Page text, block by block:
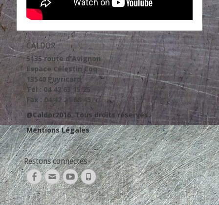
CALDOR
5135 route d'Avignon
Espace Célestin Coq
13540 Puyricard
Tél : 04 42 63 15 25
Fax : 04 42 21 68 45
@Caldor2016. Tous droits réservés.
Mentions Légales
Restons connectés
Facebook
Adresse
de
contact
YouTube
Tél